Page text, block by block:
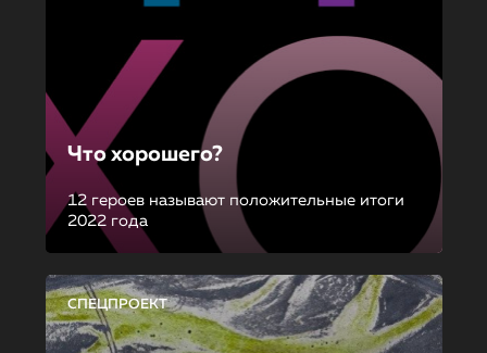
Что хорошего?
12 героев называют положительные итоги
2022 года
СПЕЦПРОЕКТ